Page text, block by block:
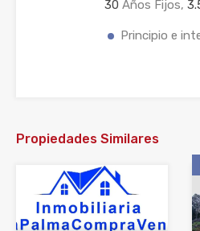
30 Años Fijos,
Principio e
Propiedades Similares